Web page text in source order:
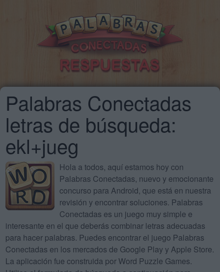
Palabras Conectadas
letras de búsqueda:
ekl+jueg
Hola a todos, aquí estamos hoy con
Palabras Conectadas, nuevo y emocionante
concurso para Android, que está en nuestra
revisión y encontrar soluciones. Palabras
Conectadas es un juego muy simple e
interesante en el que deberás combinar letras adecuadas
para hacer palabras. Puedes encontrar el juego Palabras
Conectadas en los mercados de Google Play y Apple Store.
La aplicación fue construida por Word Puzzle Games.